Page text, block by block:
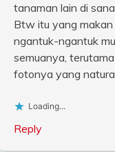
tanaman lain di
Btw itu yang makan
ngantuk-ngantuk
semuanya,
fotonya yang
Loading...
Reply